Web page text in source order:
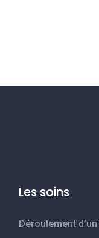
Les soins
Déroulement